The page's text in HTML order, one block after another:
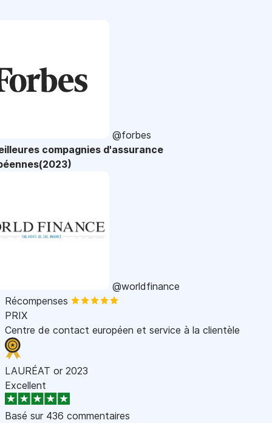
@forbes
compagnies d'assurance
@worldfinance
Récompenses
PRIX
Centre de contact européen et service à la clientèle
LAURÉAT or 2023
Excellent
Basé sur 436 commentaires